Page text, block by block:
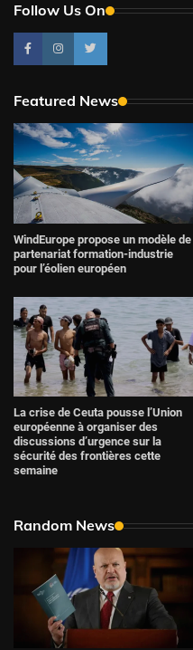
Follow Us On
Featured News
WindEurope propose un modèle de
partenariat formation-industrie
pour l’éolien européen
La crise de Ceuta pousse l’Union
européenne à organiser des
discussions d’urgence sur la
sécurité des frontières cette
semaine
Random News